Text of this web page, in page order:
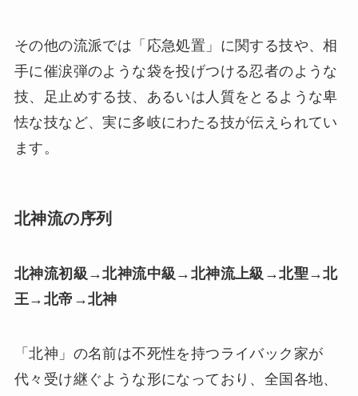
その他の流派では「応急処置」に関する技や、相
手に催涙弾のような袋を投げつける忍者のような
技、足止めする技、あるいは人質をとるような卑
怯な技など、実に多岐にわたる技が伝えられてい
ます。
北神流の序列
北神流初級→北神流中級→ 北神流上級→北聖→北
王→ 北帝→北神
「北神」の名前は不死性を持つライバック家が
代々受け継ぐような形になっており、全国各地、